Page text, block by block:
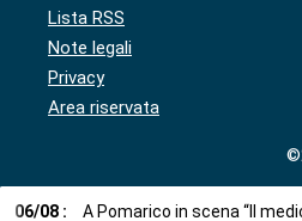
Lista RSS
Note legali
Privacy
Area riservata
06/08 : A Pomarico in scena “Il